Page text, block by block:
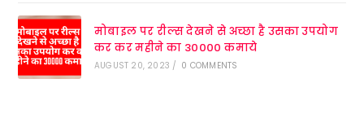
मोबाइल पर रील्स देखने से अच्छा है उसका उपयोग
कर कर महीने का 30000 कमाये
AUGUST 20, 2023 / 0 COMMENTS